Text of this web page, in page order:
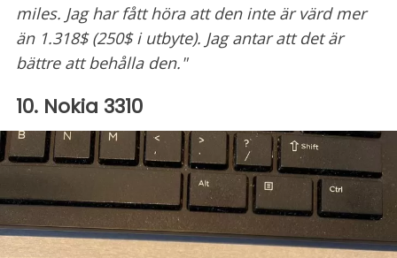
miles. Jag har fått höra att den inte är värd mer
än 1.318$ (250$ i utbyte). Jag antar att det är
bättre att behålla den."
10. Nokia 3310